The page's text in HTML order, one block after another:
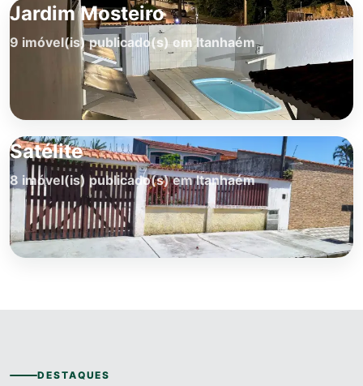
Jardim Mosteiro
9 imóvel(is) publicado(s) em Itanhaém
Satélite
8 imóvel(is) publicado(s) em Itanhaém
DESTAQUES